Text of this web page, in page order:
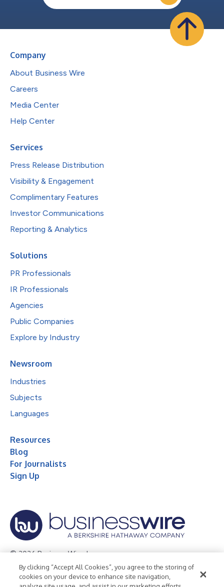
Company
About Business Wire
Careers
Media Center
Help Center
Services
Press Release Distribution
Visibility & Engagement
Complimentary Features
Investor Communications
Reporting & Analytics
Solutions
PR Professionals
IR Professionals
Agencies
Public Companies
Explore by Industry
Newsroom
Industries
Subjects
Languages
Resources
Blog
For Journalists
Sign Up
© 2026 Business Wire, Inc.
Privacy Policy Cookie Policy
Accessibility Statement
By clicking “Accept All Cookies”, you agree to the storing of
cookies on your device to enhance site navigation,